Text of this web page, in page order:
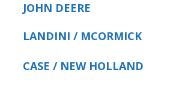
JOHN DEERE
LANDINI / MCORMICK
CASE / NEW HOLLAND